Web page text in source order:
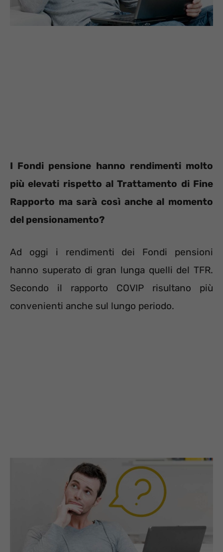
I Fondi pensione hanno rendimenti molto
più elevati rispetto al Trattamento di Fine
Rapporto ma sarà così anche al momento
del pensionamento?
Ad oggi i rendimenti dei Fondi pensioni
hanno superato di gran lunga quelli del TFR.
Secondo il rapporto COVIP risultano più
convenienti anche sul lungo periodo.